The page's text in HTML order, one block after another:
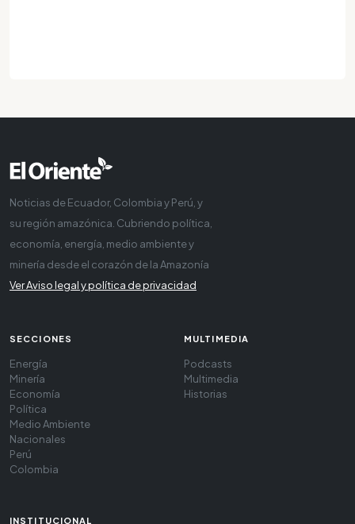
Noticias de Ecuador, Colombia y Perú, y
su región amazónica. Cubriendo política,
economía, energía, medio ambiente y
minería desde el corazón de la Amazonía
Ver Aviso legal y política de privacidad
SECCIONES
Energía
Minería
Economía
Política
Medio Ambiente
Nacionales
Perú
Colombia
MULTIMEDIA
Podcasts
Multimedia
Historias
INSTITUCIONAL